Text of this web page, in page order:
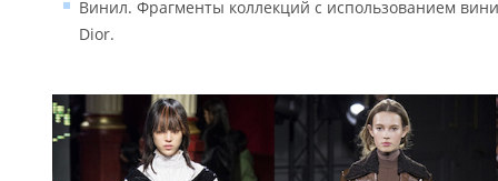
Винил. Фрагменты коллекций с использованием
Dior.